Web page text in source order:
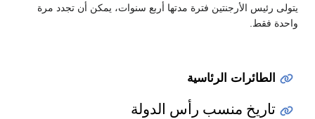
يتولى رئيس الأرجنتين فترة مدتها أربع سنوات، يمكن أن تجدد مرة
واحدة فقط.
الطائرات الرئاسية
تاريخ منسب رأس الدولة